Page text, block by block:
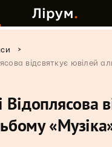
>
відсвяткує ювілей
Відоплясова